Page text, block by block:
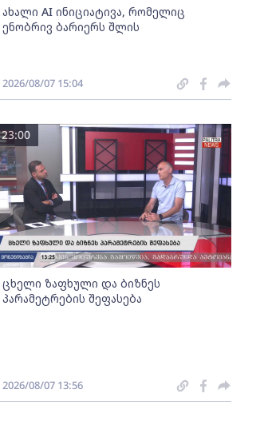
ახალი AI ინიციატივა, რომელიც
ენობრივ ბარიერს შლის
2026/08/07 15:04
ცხელი ზაფხული და ბიზნეს
პარამეტრების შეფასება
23:00
2026/08/07 13:56